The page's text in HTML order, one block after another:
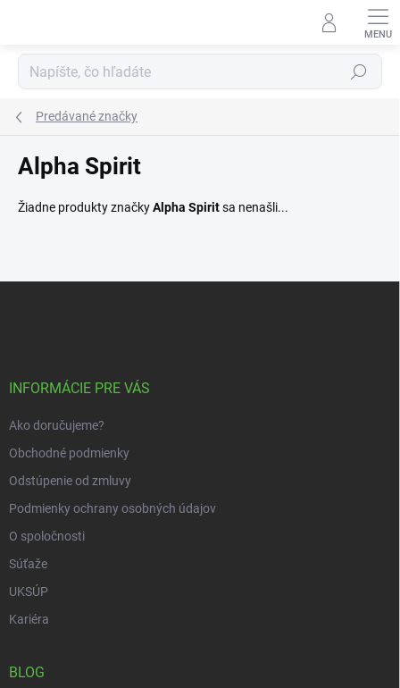
Hľadať
Predávané značky
Alpha Spirit
Žiadne produkty značkyAlpha Spiritsa nenašli...
INFORMÁCIE PRE VÁS
Ako doručujeme?
Obchodné podmienky
Odstúpenie od zmluvy
Podmienky ochrany osobných údajov
O spoločnosti
Súťaže
UKSÚP
Kariéra
BLOG